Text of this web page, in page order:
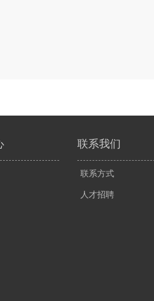
联系我们
联系方式
人才招聘